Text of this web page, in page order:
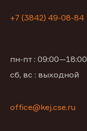
+7 (3842) 49-08-84
пн-пт : 09:00—18:00
сб, вс : выходной
office@kej.cse.ru